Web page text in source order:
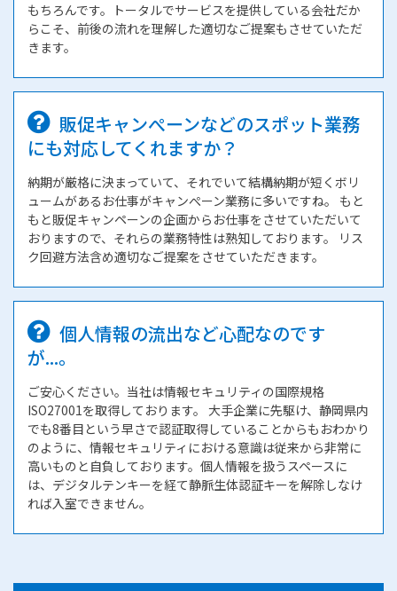
もちろんです。トータルでサービスを提供している会社だか
らこそ、前後の流れを理解した適切なご提案もさせていただ
きます。
販促キャンぺーンなどのスポット業務
にも対応してくれますか？
納期が厳格に決まっていて、それでいて結構納期が短くボリ
ュームがあるお仕事がキャンぺーン業務に多いですね。 もと
もと販促キャンペーンの企画からお仕事をさせていただいて
おりますので、それらの業務特性は熟知しております。 リス
ク回避方法含め適切なご提案をさせていただきます。
個人情報の流出など心配なのです
が...。
ご安心ください。当社は情報セキュリティの国際規格
ISO27001を取得しております。 大手企業に先駆け、静岡県内
でも8番目という早さで認証取得していることからもおわかり
のように、情報セキュリティにおける意識は従来から非常に
高いものと自負しております。個人情報を扱うスペースに
は、デジタルテンキーを経て静脈生体認証キーを解除しなけ
れば入室できません。